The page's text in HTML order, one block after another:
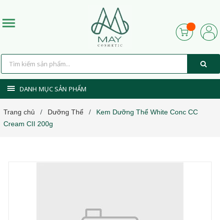
DANH MỤC SẢN PHẨM
Trang chủ / Dưỡng Thể /
Kem Dưỡng Thể White Conc CC
Cream CII 200g